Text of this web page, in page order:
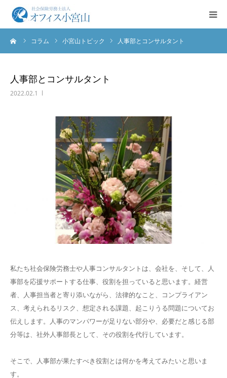
コラム 小宮山トピック 人事部とコンサルタント
人事部とコンサルタント
2022.02.1
私たち社会保険労務士や人事コンサルタントは、会社を、そして、人
事部を応援サポートする仕事、役割を担っていると思います。経営
者、人事担当者と寄り添いながら、法律的なこと、コンプライアン
ス、考えられるリスク、想定される課題、起こりうる問題についてお
伝えします。人事のマンパワーが足りない部分や、必要だと感じる部
分等は、社外人事部長として、その役割を代行しています。
そこで、人事部が果たすべき役割とは何かを考えてみたいと思いま
す。
ご挨拶
お問合せ